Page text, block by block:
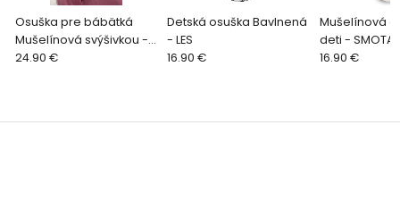
Osuška pre bábätká
Mušelínová svýšivkou -
MALINOVÁ
24.90 €
Detská osuška Bavlnená
- LES
16.90 €
Mušelínová
deti -
16.90 €